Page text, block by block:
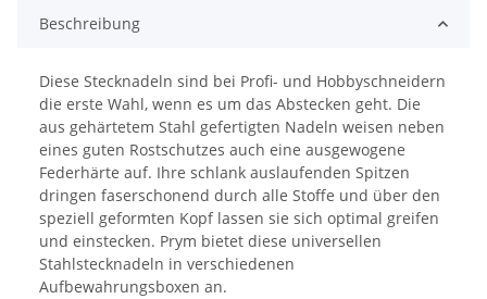
Beschreibung
Diese Stecknadeln sind bei Profi- und Hobbyschneidern
die erste Wahl, wenn es um das Abstecken geht. Die
aus gehärtetem Stahl gefertigten Nadeln weisen neben
eines guten Rostschutzes auch eine ausgewogene
Federhärte auf. Ihre schlank auslaufenden Spitzen
dringen faserschonend durch alle Stoffe und über den
speziell geformten Kopf lassen sie sich optimal greifen
und einstecken. Prym bietet diese universellen
Stahlstecknadeln in verschiedenen
Aufbewahrungsboxen an.